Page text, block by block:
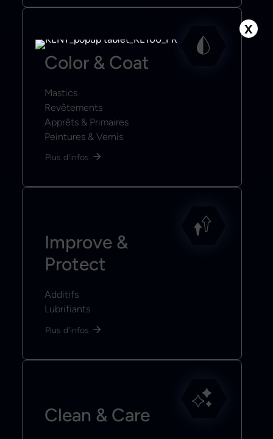
Color & Coat
Mastics
Revêtements
Apprêts & Primaires
Peintures & Vernis
Plus d'infos
Improve &
Protect
Additifs
Lubrifiants
Plus d'infos
Clean & Care
X